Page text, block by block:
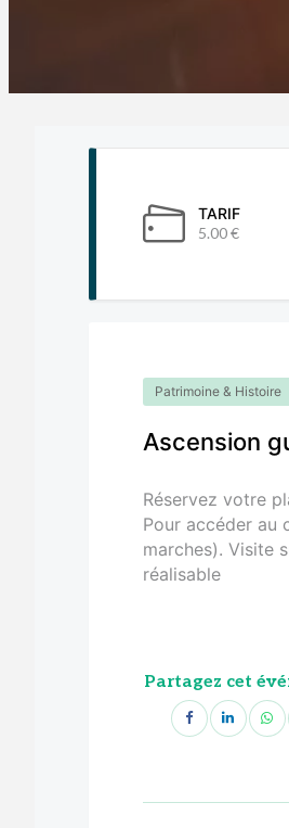
TARIF
5.00 €
Patrimoine & Histoire
Ascension
Réservez votre
Pour accéder au
marches). Visite
réalisable
Partagez cet